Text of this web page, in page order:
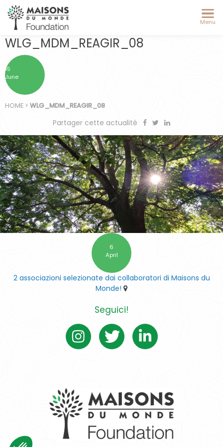
Menu
WLG_MDM_REAGIR_08
15
June
HOME > WLG_MDM_REAGIR_08
Partager cette actualité
6
April
2 associazioni selezionate dai collaboratori di Maisons du
Monde!
Seguici!